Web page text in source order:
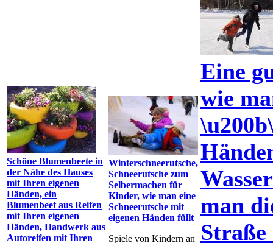
Schöne Blumenbeete in
der Nähe des Hauses
mit Ihren eigenen
Händen, ein
Blumenbeet aus Reifen
mit Ihren eigenen
Händen, Handwerk aus
Autoreifen mit Ihren
Winterschneerutsche,
Schneerutsche zum
Selbermachen für
Kinder, wie man eine
Schneerutsche mit
eigenen Händen füllt
Spiele von Kindern an
Eine
wie
man